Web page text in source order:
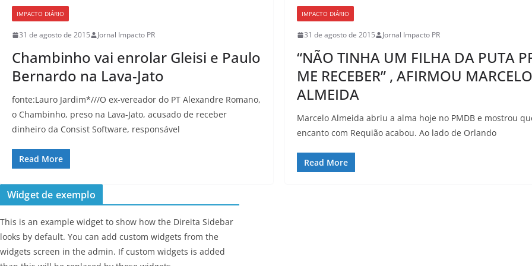
IMPACTO DIÁRIO
31 de agosto de 2015 Jornal Impacto PR
Chambinho vai enrolar Gleisi e Paulo
Bernardo na Lava-Jato
fonte:Lauro Jardim*///O ex-vereador do PT Alexandre Romano,
o Chambinho, preso na Lava-Jato, acusado de receber
dinheiro da Consist Software, responsável
Read More
IMPACTO DIÁRIO
31 de agosto de 2015 Jornal Impacto PR
“NÃO TINHA UM FILHA DA PUTA
ME RECEBER” , AFIRMOU MARCELO
ALMEIDA
Marcelo Almeida abriu a alma hoje no PMDB e mostrou
encanto com Requião acabou. Ao lado de Orlando
Read More
Widget de exemplo
This is an example widget to show how the Direita Sidebar
looks by default. You can add custom widgets from the
widgets screen in the admin. If custom widgets is added